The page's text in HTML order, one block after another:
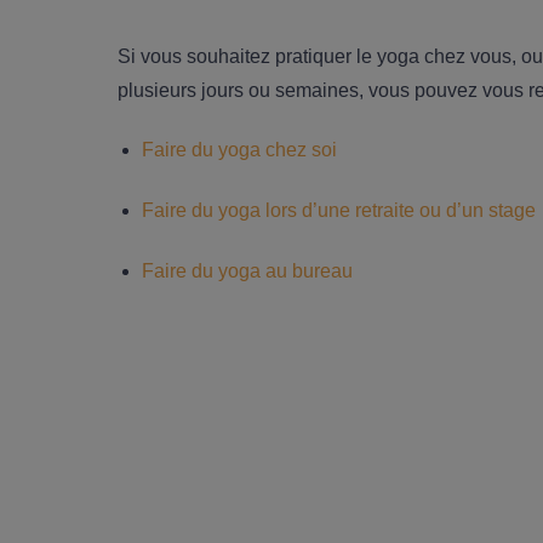
Si vous souhaitez pratiquer le yoga chez vous,
plusieurs jours ou semaines, vous pouvez vous
Faire du yoga chez soi
Faire du yoga lors d’une retraite ou d’un stage
Faire du yoga au bureau